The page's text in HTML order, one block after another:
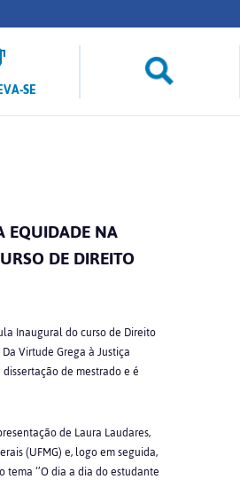
SE
EQUIDADE NA
DE DIREITO
Inaugural do curso de Direito
Virtude Grega à Justiça
de mestrado e é
de Laura Laudares,
(UFMG)e, logo em seguida,
‘’O dia a dia do estudante